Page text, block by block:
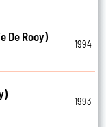
De Rooy)
1994
1993